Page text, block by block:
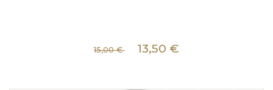
15,00 € 13,50 €